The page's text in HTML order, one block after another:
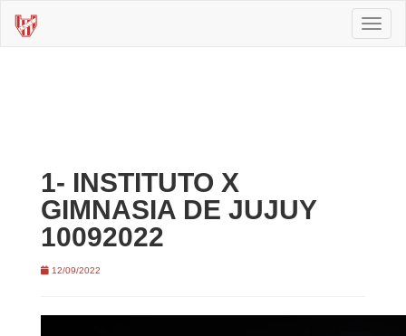
1- INSTITUTO X
GIMNASIA DE JUJUY
10092022
12/09/2022